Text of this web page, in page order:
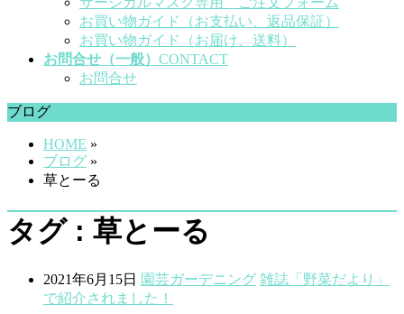
お買い物ガイド（お支払い、返品保証）
お買い物ガイド（お届け、送料）
お問合せ（一般） CONTACT
お問合せ
ブログ
HOME »
ブログ »
草とーる
タグ : 草とーる
2021年6月15日 園芸ガーデニング 雑誌「野菜だより」
で紹介されました！